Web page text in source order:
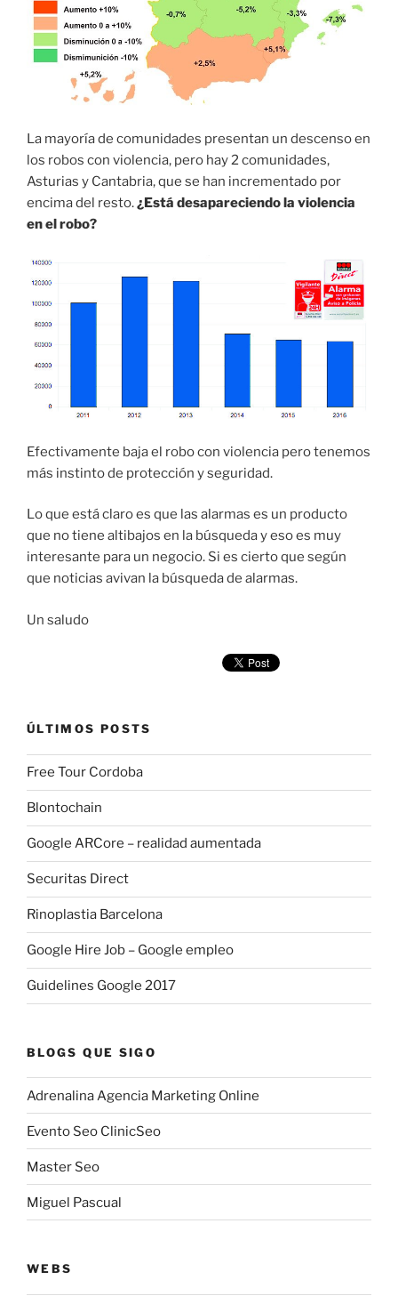
La mayoría de comunidades presentan un descenso en
los robos con violencia, pero hay 2 comunidades,
Asturias y Cantabria, que se han incrementado por
encima del resto.¿Está desapareciendo la violencia
en el robo?
Efectivamente baja el robo con violencia pero tenemos
más instinto de protección y seguridad.
Lo que está claro es que las alarmas es un producto
que no tiene altibajos en la búsqueda y eso es muy
interesante para un negocio. Si es cierto que según
que noticias avivan la búsqueda de alarmas.
Un saludo
ÚLTIMOS POSTS
Free Tour Cordoba
Blontochain
Google ARCore – realidad aumentada
Securitas Direct
Rinoplastia Barcelona
Google Hire Job – Google empleo
Guidelines Google 2017
BLOGS QUE SIGO
Adrenalina Agencia Marketing Online
Evento Seo ClinicSeo
Master Seo
Miguel Pascual
WEBS